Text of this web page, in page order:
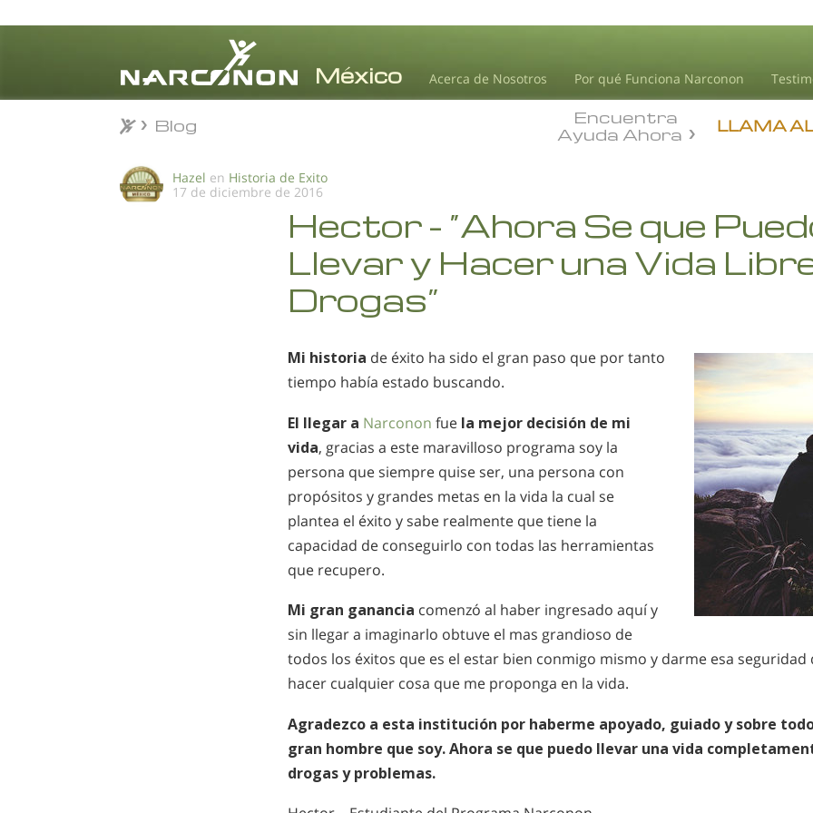
Acerca de Nosotros Por qué Funciona Narconon
LLAMA
Encuentra
Ayuda Ahora
Blog
Hazel en Historia de Exito
17 de diciembre de 2016
Hector - “Ahora Se que
Llevar y Hacer una Vida
Drogas”
Mi historia de éxito ha sido el gran paso que por tanto
tiempo había estado buscando.
El llegar a Narconon fue la mejor decisión de mi
vida, gracias a este maravilloso programa soy la
persona que siempre quise ser, una persona con
propósitos y grandes metas en la vida la cual se
plantea el éxito y sabe realmente que tiene la
capacidad de conseguirlo con todas las herramientas
que recupero.
Mi gran ganancia comenzó al haber ingresado aquí y
sin llegar a imaginarlo obtuve el mas grandioso de
todos los éxitos que es el estar bien conmigo mismo y darme esa seguridad
hacer cualquier cosa que me proponga en la vida.
Agradezco a esta institución por haberme apoyado, guiado y sobre
gran hombre que soy. Ahora se que puedo llevar una vida
drogas y problemas.
Blog